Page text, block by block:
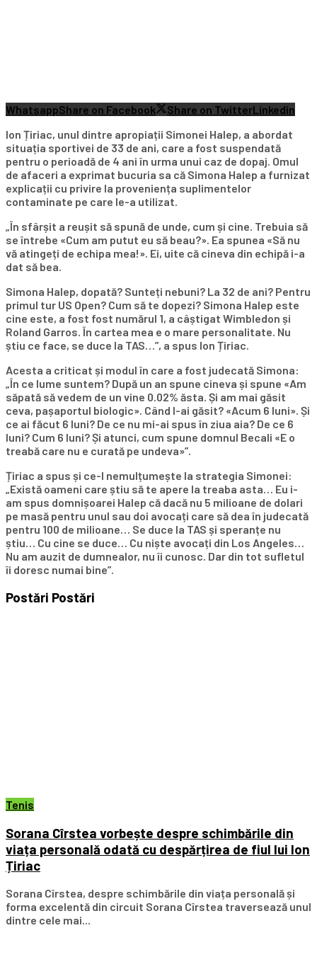
WhatsappShare on Facebook Share on TwitterLinkedin
Ion Țiriac, unul dintre apropiații Simonei Halep, a abordat
situația sportivei de 33 de ani, care a fost suspendată
pentru o perioadă de 4 ani în urma unui caz de dopaj. Omul
de afaceri a exprimat bucuria sa că Simona Halep a furnizat
explicații cu privire la proveniența suplimentelor
contaminate pe care le-a utilizat.
„În sfârșit a reușit să spună de unde, cum și cine. Trebuia să
se întrebe «Cum am putut eu să beau?». Ea spunea «Să nu
vă atingeți de echipa mea!». Ei, uite că cineva din echipă i-a
dat să bea.
Simona Halep, dopată? Sunteți nebuni? La 32 de ani? Pentru
primul tur US Open? Cum să te dopezi? Simona Halep este
cine este, a fost fost numărul 1, a câștigat Wimbledon și
Roland Garros. În cartea mea e o mare personalitate. Nu
știu ce face, se duce la TAS…”, a spus Ion Țiriac.
Acesta a criticat și modul în care a fost judecată Simona:
„În ce lume suntem? După un an spune cineva și spune «Am
săpată să vedem de un vine 0.02% ăsta. Și am mai găsit
ceva, pașaportul biologic». Când l-ai găsit? «Acum 6 luni». Și
ce ai făcut 6 luni? De ce nu mi-ai spus în ziua aia? De ce 6
luni? Cum 6 luni? Și atunci, cum spune domnul Becali «E o
treabă care nu e curată pe undeva»”.
Țiriac a spus și ce-l nemulțumește la strategia Simonei:
„Există oameni care știu să te apere la treaba asta… Eu i-
am spus domnișoarei Halep că dacă nu 5 milioane de dolari
pe masă pentru unul sau doi avocați care să dea în judecată
pentru 100 de milioane… Se duce la TAS și speranțe nu
știu… Cu cine se duce… Cu niște avocați din Los Angeles…
Nu am auzit de dumnealor, nu îi cunosc. Dar din tot sufletul
îi doresc numai bine”.
Postări Postări
Tenis
Sorana Cîrstea vorbește despre schimbările din
viața personală odată cu despărțirea de fiul lui Ion
Țiriac
Sorana Cîrstea, despre schimbările din viața personală și
forma excelentă din circuit Sorana Cîrstea traversează unul
dintre cele mai...